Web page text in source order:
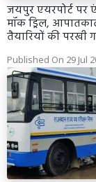
जयपुर एयरपोर्ट पर
मॉक ड्रिल,
तैयारियों की परखी
Published On 29 Jul